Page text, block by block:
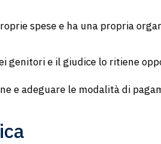
spese e ha una propria
genitori e il giudice lo ritiene
e adeguare le modalità di